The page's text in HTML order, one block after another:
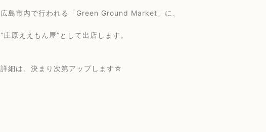
広島市内で行われる「Green Ground Market」に、
“庄原ええもん屋”として出店します。
詳細は、決まり次第アップします☆